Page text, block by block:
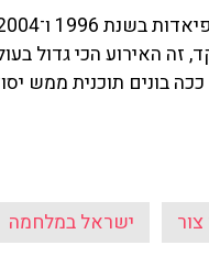
בונים תוכנית ממש
ישראל במלחמה